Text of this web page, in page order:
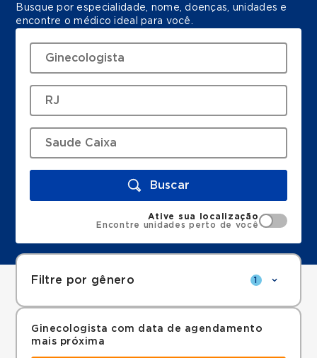
Busque por especialidade, nome, doenças, unidades e
encontre o médico ideal para você.
Buscar
Ative sua localização
Encontre unidades perto de você
Filtre por gênero 1
Ginecologista com data de agendamento
mais próxima